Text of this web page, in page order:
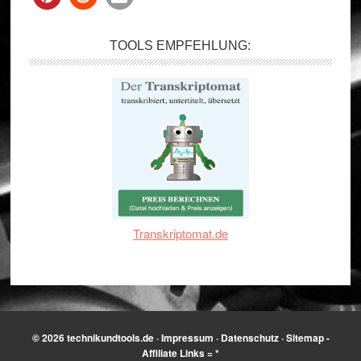
TOOLS EMPFEHLUNG:
Transkriptomat.de
© 2026technikundtools.de·Impressum · Datenschutz·Sitemap-
Affiliate Links = *